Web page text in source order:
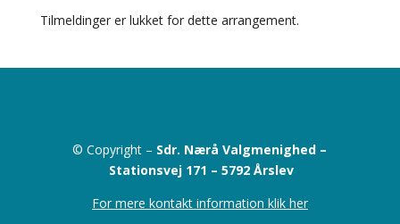
Tilmeldinger er lukket for dette arrangement.
© Copyright – Sdr. Nærå Valgmenighed –
Stationsvej 171 –5792 Årslev
For mere kontakt information klik her